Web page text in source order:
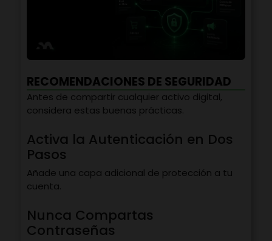
RECOMENDACIONES DE SEGURIDAD
Antes de compartir cualquier activo digital,
considera estas buenas prácticas.
Activa la Autenticación en Dos
Pasos
Añade una capa adicional de protección a tu
cuenta.
Nunca Compartas
Contraseñas